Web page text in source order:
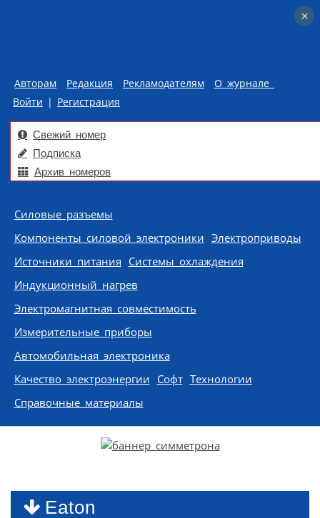
Авторам Редакция Рекламодателям
О журнале
Войти | Регистрация
Свежий номер
Подписка
Архив номеров
Skip to content
Силовые разъемы
Компоненты силовой электроники Электроприводы
Источники питания Системы охлаждения
Индукционный нагрев
Электромагнитная совместимость
Измерительные приборы
Автомобильная электроника
Качество электроэнергии Софт Технологии
Справочные материалы
Eaton
×
×